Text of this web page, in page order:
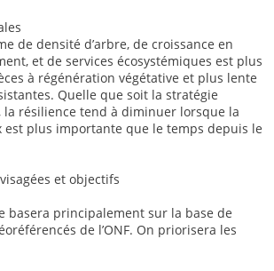
de densité d’arbre, de croissance en
et de services écosystémiques est plus
à régénération végétative et plus lente
Quelle que soit la stratégie
la résilience tend à diminuer lorsque la
est plus importante que le temps depuis le
et objectifs
basera principalement sur la base de
de l’ONF. On priorisera les